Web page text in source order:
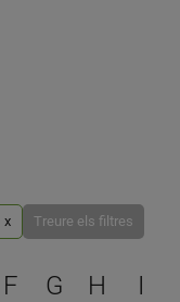
x Treure els filtres
una lletra per filtrar
F G H
I